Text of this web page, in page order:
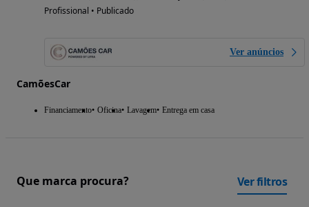
Profissional • Publicado
Ver anúncios
CamõesCar
Financiamento Oficina Lavagem Entrega em casa
Que marca procura? Ver filtros